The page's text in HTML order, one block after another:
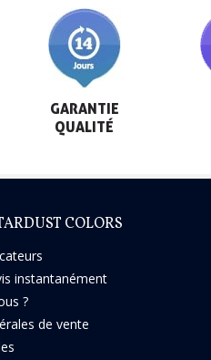
10€ de bon
Inscription à
GARANTIE
QUALITÉ
COLORS
instantanément
?
de vente